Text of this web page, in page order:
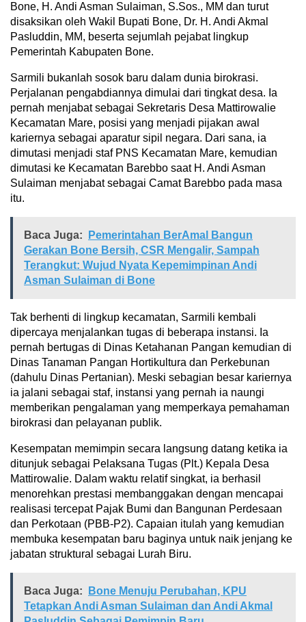
Bone, H. Andi Asman Sulaiman, S.Sos., MM dan turut
disaksikan oleh Wakil Bupati Bone, Dr. H. Andi Akmal
Pasluddin, MM, beserta sejumlah pejabat lingkup
Pemerintah Kabupaten Bone.
Sarmili bukanlah sosok baru dalam dunia birokrasi.
Perjalanan pengabdiannya dimulai dari tingkat desa. Ia
pernah menjabat sebagai Sekretaris Desa Mattirowalie
Kecamatan Mare, posisi yang menjadi pijakan awal
kariernya sebagai aparatur sipil negara. Dari sana, ia
dimutasi menjadi staf PNS Kecamatan Mare, kemudian
dimutasi ke Kecamatan Barebbo saat H. Andi Asman
Sulaiman menjabat sebagai Camat Barebbo pada masa
itu.
Baca Juga:
Pemerintahan BerAmal Bangun
Gerakan Bone Bersih, CSR Mengalir, Sampah
Terangkut: Wujud Nyata Kepemimpinan Andi
Asman Sulaiman di Bone
Tak berhenti di lingkup kecamatan, Sarmili kembali
dipercaya menjalankan tugas di beberapa instansi. Ia
pernah bertugas di Dinas Ketahanan Pangan kemudian di
Dinas Tanaman Pangan Hortikultura dan Perkebunan
(dahulu Dinas Pertanian). Meski sebagian besar kariernya
ia jalani sebagai staf, instansi yang pernah ia naungi
memberikan pengalaman yang memperkaya pemahaman
birokrasi dan pelayanan publik.
Kesempatan memimpin secara langsung datang ketika ia
ditunjuk sebagai Pelaksana Tugas (Plt.) Kepala Desa
Mattirowalie. Dalam waktu relatif singkat, ia berhasil
menorehkan prestasi membanggakan dengan mencapai
realisasi tercepat Pajak Bumi dan Bangunan Perdesaan
dan Perkotaan (PBB-P2). Capaian itulah yang kemudian
membuka kesempatan baru baginya untuk naik jenjang ke
jabatan struktural sebagai Lurah Biru.
Baca Juga:
Bone Menuju Perubahan, KPU
Tetapkan Andi Asman Sulaiman dan Andi Akmal